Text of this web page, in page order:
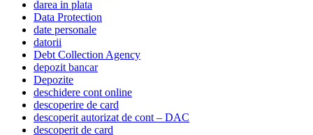
darea in plata
Data Protection
date personale
datorii
Debt Collection Agency
depozit bancar
Depozite
deschidere cont online
descoperire de card
descoperit autorizat de cont – DAC
descoperit de card